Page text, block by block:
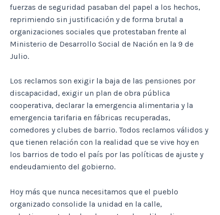
fuerzas de seguridad pasaban del papel a los hechos,
reprimiendo sin justificación y de forma brutal a
organizaciones sociales que protestaban frente al
Ministerio de Desarrollo Social de Nación en la 9 de
Julio.
Los reclamos son exigir la baja de las pensiones por
discapacidad, exigir un plan de obra pública
cooperativa, declarar la emergencia alimentaria y la
emergencia tarifaria en fábricas recuperadas,
comedores y clubes de barrio. Todos reclamos válidos y
que tienen relación con la realidad que se vive hoy en
los barrios de todo el país por las políticas de ajuste y
endeudamiento del gobierno.
Hoy más que nunca necesitamos que el pueblo
organizado consolide la unidad en la calle,